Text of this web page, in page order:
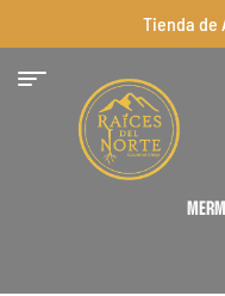
Tienda de